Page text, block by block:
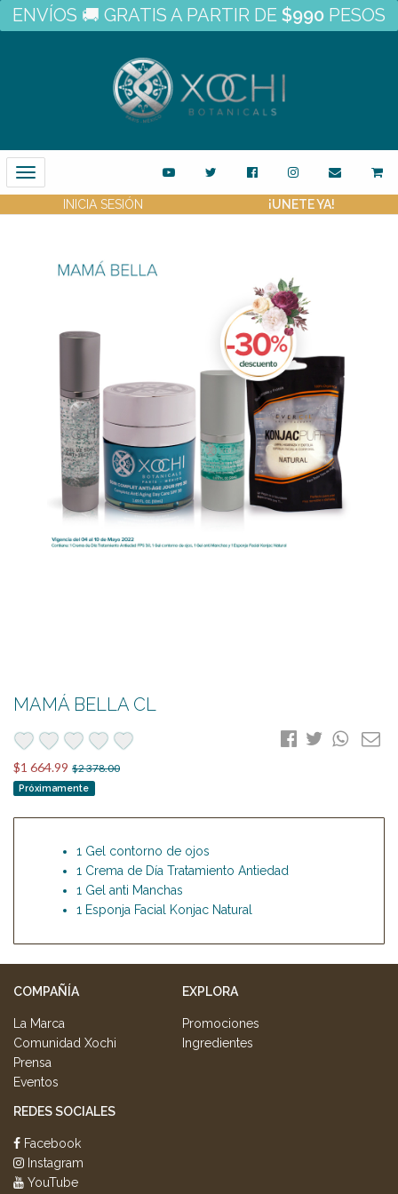
ENVÍOS 🚚 GRATIS A PARTIR DE $990 PESOS
Toggle
Navigation
INICIA SESIÓN ¡UNETE YA!
MAMÁ BELLA CL
favorite favorite favorite favorite favorite
$1 664.99 $2 378.00
Próximamente
1 Gel contorno de ojos
1 Crema de Día Tratamiento Antiedad
1 Gel anti Manchas
1 Esponja Facial Konjac Natural
COMPAÑÍA
La Marca
Comunidad Xochi
Prensa
Eventos
EXPLORA
Promociones
Ingredientes
REDES SOCIALES
Facebook
Instagram
YouTube